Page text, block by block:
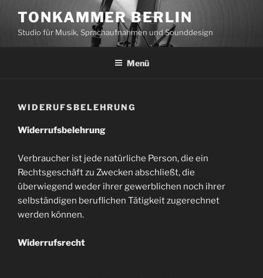
Inhalt
springen
TONKAMMER BERLIN
Studio für Musik, Sprachaufnahmen und Sounddesign
Menü
WIDERUFSBELEHRUNG
Widerrufsbelehrung
Verbraucher ist jede natürliche Person, die ein
Rechtsgeschäft zu Zwecken abschließt, die
überwiegend weder ihrer gewerblichen noch ihrer
selbständigen beruflichen Tätigkeit zugerechnet
werden können.
Widerrufsrecht